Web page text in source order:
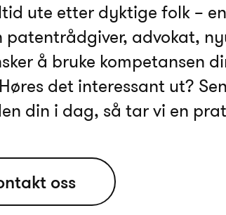
ute etter dyktige folk –
patentrådgiver, advokat,
å bruke kompetansen
det interessant ut?
din i dag, så tar vi en
oss